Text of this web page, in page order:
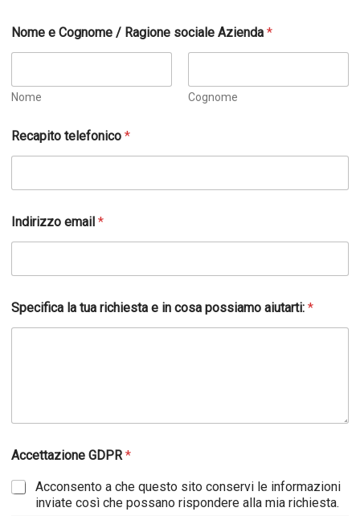
Nome e Cognome / Ragione sociale Azienda*
Nome Cognome
Recapito telefonico*
Indirizzo email*
Specifica la tua richiesta e in cosa possiamo aiutarti:*
Accettazione GDPR*
Acconsento a che questo sito conservi le informazioni
inviate così che possano rispondere alla mia richiesta.